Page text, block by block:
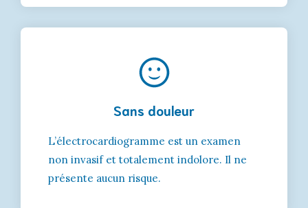
Sans douleur
L’électrocardiogramme est un examen
non invasif et totalement indolore. Il ne
présente aucun risque.